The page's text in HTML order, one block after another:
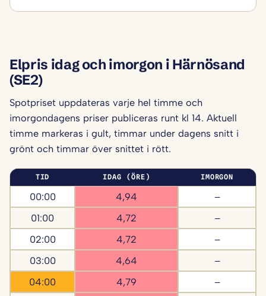
Elpris idag och imorgon i Härnösand
(SE2)
Spotpriset uppdateras varje hel timme och
imorgondagens priser publiceras runt kl 14. Aktuell
timme markeras i gult, timmar under dagens snitt i
grönt och timmar över snittet i rött.
TID IDAG (ÖRE) IMORGON
00:00 4,94
–
01:00
4,72
–
02:00
4,72
–
03:00
4,64
–
04:00
4,79
–